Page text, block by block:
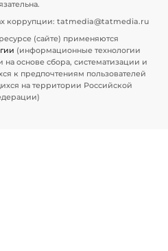
коррупции: tatmedia@tatmedia.ru
(сайте) применяются
(информационные технологии
основе сбора, систематизации и
к предпочтениям пользователей
на территории Российской